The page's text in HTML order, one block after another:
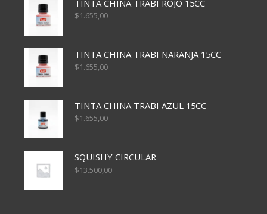
TINTA CHINA TRABI ROJO 15CC
$1.655,00
TINTA CHINA TRABI NARANJA 15CC
$1.655,00
TINTA CHINA TRABI AZUL 15CC
$1.655,00
SQUISHY CIRCULAR
$13.500,00